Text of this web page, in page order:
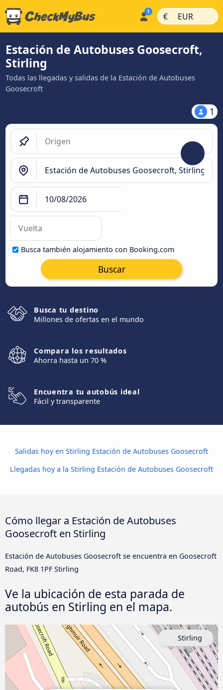
€ | EUR |
Estación de Autobuses Goosecroft,
Stirling
Todas las llegadas y salidas de la Estación de Autobuses
Goosecroft
1
Busca también alojamiento con Booking.com
Buscar
Busca tu destino
Millones de ofertas en el mundo
Compara los resultados
Ahorra hasta un 70 %
Encuentra tu autobús ideal
Fácil y transparente
Salidas hoy en Stirling Estación de Autobuses Goosecroft
Llegadas hoy a la Stirling Estación de Autobuses Goosecroft
Cómo llegar a Estación de Autobuses
Goosecroft en Stirling
Estación de Autobuses Goosecroft se encuentra en Goosecroft
Road, FK8 1PF Stirling
Ve la ubicación de esta parada de
autobús en Stirling en el mapa.
Stirling